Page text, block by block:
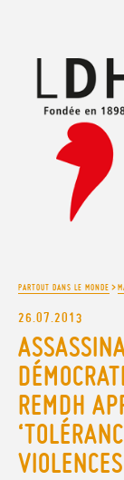
PARTOUT DANS LE MONDE >
26.07.2013
REMDH